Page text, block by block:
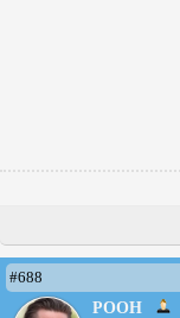
#688
POOH